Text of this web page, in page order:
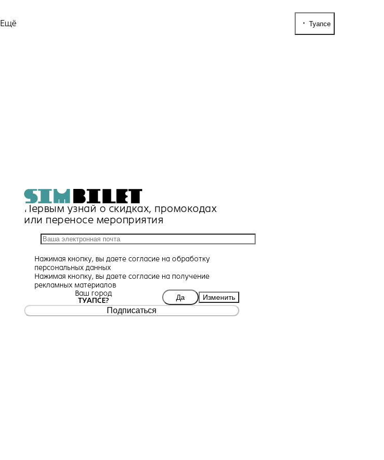
Ещё Туапсе
Первым узнай о скидках, промокодах
или переносе мероприятия
Нажимая кнопку, вы даете согласие на обработку
персональных данных
Нажимая кнопку, вы даете согласие на получение
рекламных материалов
Ваш город
ТУАПСЕ?
Да Изменить
Подписаться